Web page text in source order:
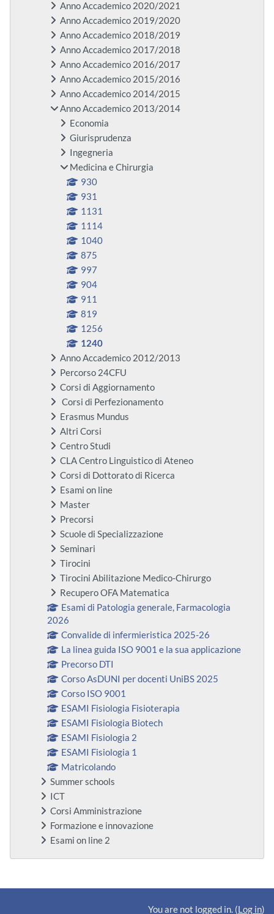
Anno Accademico 2020/2021
Anno Accademico 2019/2020
Anno Accademico 2018/2019
Anno Accademico 2017/2018
Anno Accademico 2016/2017
Anno Accademico 2015/2016
Anno Accademico 2014/2015
Anno Accademico 2013/2014
Economia
Giurisprudenza
Ingegneria
Medicina e Chirurgia
930
931
1131
1114
1040
875
997
904
911
819
1256
1240
Anno Accademico 2012/2013
Percorso 24CFU
Corsi di Aggiornamento
Corsi di Perfezionamento
Erasmus Mundus
Altri Corsi
Centro Studi
CLA Centro Linguistico di Ateneo
Corsi di Dottorato di Ricerca
Esami on line
Master
Precorsi
Scuole di Specializzazione
Seminari
Tirocini
Tirocini Abilitazione Medico-Chirurgo
Recupero OFA Matematica
Esami di Patologia generale, Farmacologia
2026
Convalide di infermieristica 2025-26
La linea guida ISO 9001 e la sua applicazione
Precorso DTI
Corso AsDUNI per docenti UniBS 2025
Corso ISO 9001
ESAMI Fisiologia Fisioterapia
ESAMI Fisiologia Biotech
ESAMI Fisiologia 2
ESAMI Fisiologia 1
Matricolando
Summer schools
ICT
Corsi Amministrazione
Formazione e innovazione
Esami on line 2
Supplementary blocks
You are not logged in. (Log in)